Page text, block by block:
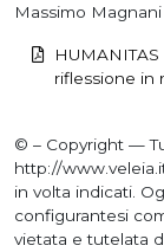
Massimo
riflessione in
© – Copyright —
http://
in volta indicati.
configurantesi
vietata e tutelata